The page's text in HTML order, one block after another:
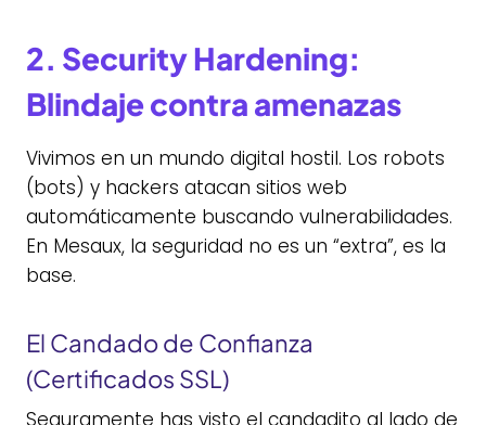
2. Security Hardening:
Blindaje contra amenazas
Vivimos en un mundo digital hostil. Los robots
(bots) y hackers atacan sitios web
automáticamente buscando vulnerabilidades.
En Mesaux, la seguridad no es un “extra”, es la
base.
El Candado de Confianza
(Certificados SSL)
Seguramente has visto el candadito al lado de